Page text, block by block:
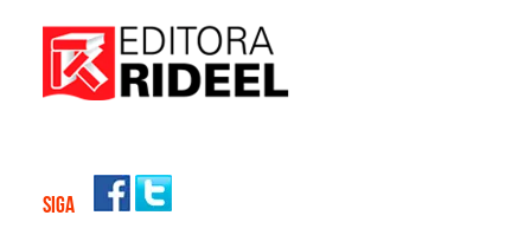
SIGA